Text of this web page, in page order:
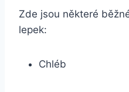
Zde jsou některé
lepek:
Chléb